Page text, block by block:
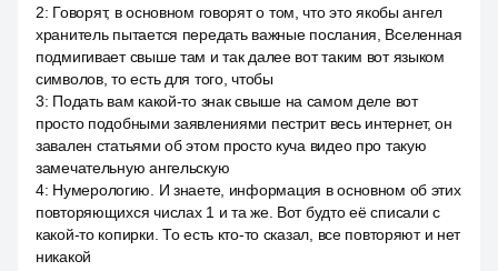
2: Говорят, в основном говорят о том, что это якобы ангел
хранитель пытается передать важные послания, Вселенная
подмигивает свыше там и так далее вот таким вот языком
символов, то есть для того, чтобы
3: Подать вам какой-то знак свыше на самом деле вот
просто подобными заявлениями пестрит весь интернет, он
завален статьями об этом просто куча видео про такую
замечательную ангельскую
4: Нумерологию. И знаете, информация в основном об этих
повторяющихся числах 1 и та же. Вот будто её списали с
какой-то копирки. То есть кто-то сказал, все повторяют и нет
никакой